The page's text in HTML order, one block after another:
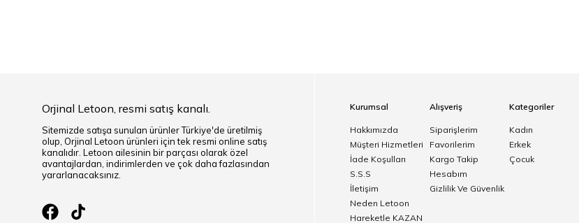
Orjinal Letoon, resmi satış kanalı.
Sitemizde satışa sunulan ürünler Türkiye'de üretilmiş
olup, Orjinal Letoon ürünleri için tek resmi online satış
kanalıdır. Letoon ailesinin bir parçası olarak özel
avantajlardan, indirimlerden ve çok daha fazlasından
yararlanacaksınız.
Kurumsal
Hakkımızda
Müşteri Hizmetleri
İade Koşulları
S.S.S
İletişim
Neden Letoon
Hareketle KAZAN
Alışveriş
Siparişlerim
Favorilerim
Kargo Takip
Hesabım
Gizlilik Ve Güvenlik
Kategoriler
Kadın
Erkek
Çocuk